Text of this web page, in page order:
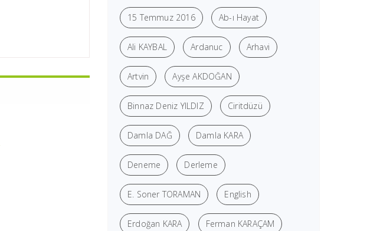
15 Temmuz 2016 Ab-ı Hayat
Ali KAYBAL Ardanuc Arhavi
Artvin Ayşe AKDOĞAN
Binnaz Deniz YILDIZ Ciritdüzü
Damla DAĞ Damla KARA
Deneme Derleme
E. Soner TORAMAN English
Erdoğan KARA Ferman KARAÇAM